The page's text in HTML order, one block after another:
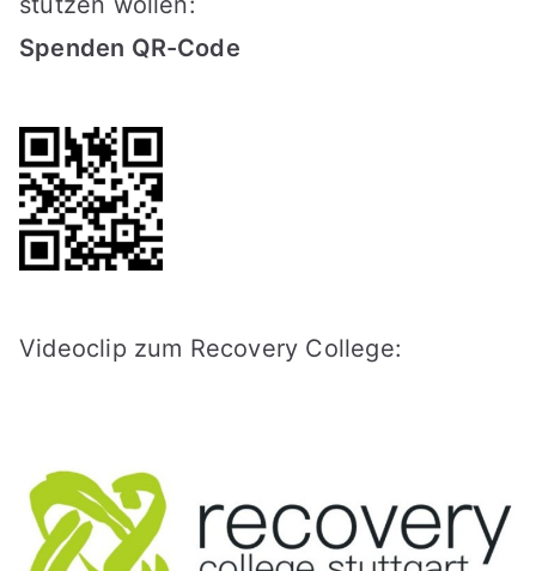
Spenden QR-Code
Videoclip zum Recovery College: